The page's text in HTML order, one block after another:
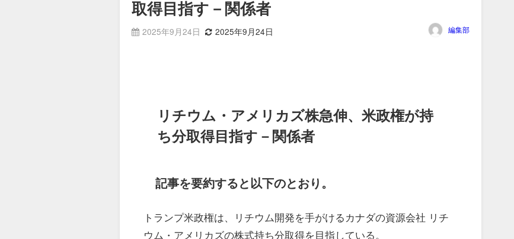
取得目指す－関係者
2025年9月24日 2025年9月24日 編集部
リチウム・アメリカズ株急伸、米政権が持
ち分取得目指す－関係者
記事を要約すると以下のとおり。
トランプ米政権は、リチウム開発を手がけるカナダの資源会社 リチ
ウム・アメリカズの株式持ち分取得を目指している。